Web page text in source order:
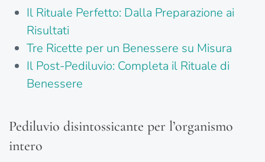
Il Rituale Perfetto: Dalla Preparazione ai
Risultati
Tre Ricette per un Benessere su Misura
Il Post-Pediluvio: Completa il Rituale di
Benessere
Pediluvio disintossicante per l’organismo
intero